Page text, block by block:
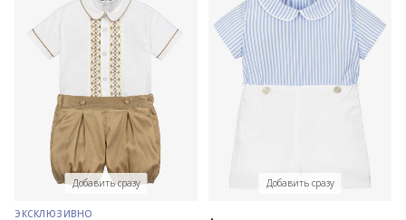
Добавить сразу
ЭКСКЛЮЗИВНО
Добавить сразу